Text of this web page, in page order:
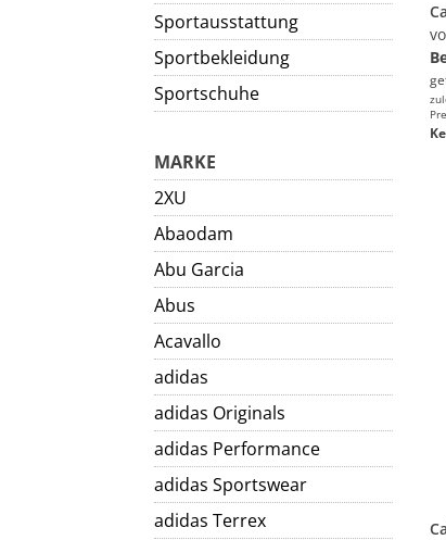
Sportausstattung
Sportbekleidung
Sportschuhe
MARKE
2XU
Abaodam
Abu Garcia
Abus
Acavallo
adidas
adidas Originals
adidas Performance
adidas Sportswear
adidas Terrex